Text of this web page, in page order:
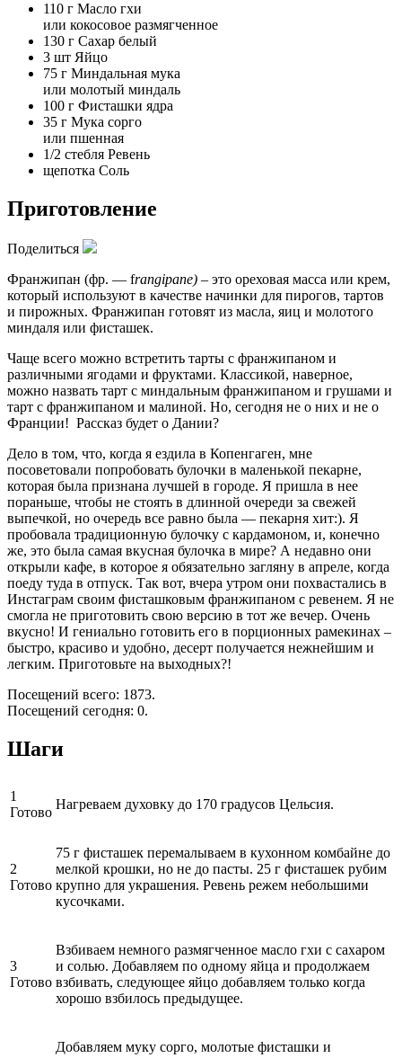
110 г Масло гхи
или кокосовое размягченное
130 г Сахар белый
3 шт Яйцо
75 г Миндальная мука
или молотый миндаль
100 г Фисташки ядра
35 г Мука сорго
или пшенная
1/2 стебля Ревень
щепотка Соль
Приготовление
Поделиться
Франжипан (фр. — frangipane) – это ореховая масса или крем,
который используют в качестве начинки для пирогов, тартов
и пирожных. Франжипан готовят из масла, яиц и молотого
миндаля или фисташек.
Чаще всего можно встретить тарты с франжипаном и
различными ягодами и фруктами. Классикой, наверное,
можно назвать тарт с миндальным франжипаном и грушами и
тарт с франжипаном и малиной. Но, сегодня не о них и не о
Франции! Рассказ будет о Дании?
Дело в том, что, когда я ездила в Копенгаген, мне
посоветовали попробовать булочки в маленькой пекарне,
которая была признана лучшей в городе. Я пришла в нее
пораньше, чтобы не стоять в длинной очереди за свежей
выпечкой, но очередь все равно была — пекарня хит:). Я
пробовала традиционную булочку с кардамоном, и, конечно
же, это была самая вкусная булочка в мире? А недавно они
открыли кафе, в которое я обязательно загляну в апреле, когда
поеду туда в отпуск. Так вот, вчера утром они похвастались в
Инстаграм своим фисташковым франжипаном с ревенем. Я не
смогла не приготовить свою версию в тот же вечер. Очень
вкусно! И гениально готовить его в порционных рамекинах –
быстро, красиво и удобно, десерт получается нежнейшим и
легким. Приготовьте на выходных?!
Посещений всего: 1873.
Посещений сегодня: 0.
Шаги
1
Готово
Нагреваем духовку до 170 градусов Цельсия.
2
Готово
75 г фисташек перемалываем в кухонном комбайне до
мелкой крошки, но не до пасты. 25 г фисташек рубим
крупно для украшения. Ревень режем небольшими
кусочками.
3
Готово
Взбиваем немного размягченное масло гхи с сахаром
и солью. Добавляем по одному яйца и продолжаем
взбивать, следующее яйцо добавляем только когда
хорошо взбилось предыдущее.
Добавляем муку сорго, молотые фисташки и